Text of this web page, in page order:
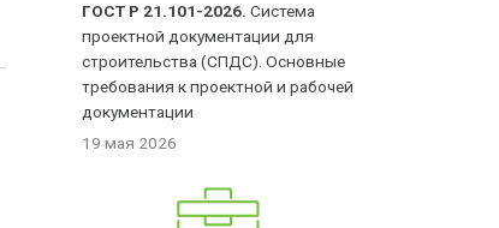
ГОСТ Р 21.101-2026. Система
проектной документации для
строительства (СПДС). Основные
требования к проектной и рабочей
документации
19 мая 2026